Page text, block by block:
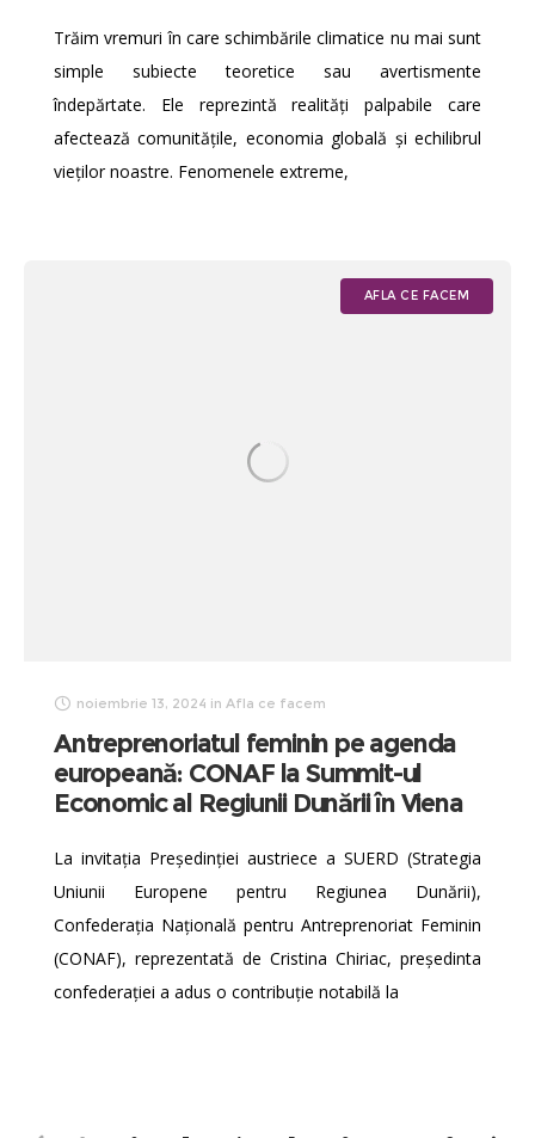
Trăim vremuri în care schimbările climatice nu mai sunt
simple subiecte teoretice sau avertismente
îndepărtate. Ele reprezintă realități palpabile care
afectează comunitățile, economia globală și echilibrul
vieților noastre. Fenomenele extreme,
AFLA CE FACEM
noiembrie 13, 2024 in Afla ce facem
Antreprenoriatul feminin pe agenda
europeană: CONAF la Summit-ul
Economic al Regiunii Dunării în Viena
La invitația Președinției austriece a SUERD (Strategia
Uniunii Europene pentru Regiunea Dunării),
Confederația Națională pentru Antreprenoriat Feminin
(CONAF), reprezentată de Cristina Chiriac, președinta
confederației a adus o contribuție notabilă la